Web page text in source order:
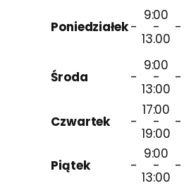
Poniedziałek-
9:00
-
13.00
-
Środa
-
9:00
-
13:00
-
Czwartek
-
17:00
-
19:00
-
Piątek -
9:00
-
13:00
-